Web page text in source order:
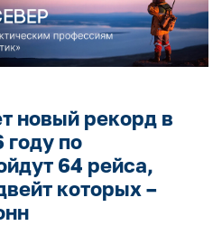
новый рекорд в
году по
64 рейса,
которых –